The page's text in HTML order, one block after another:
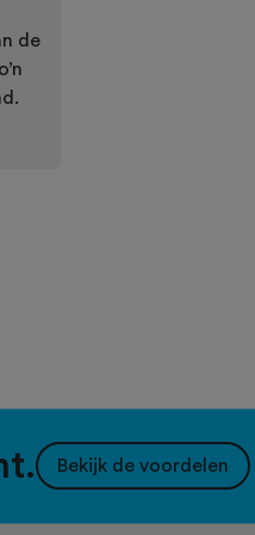
de
Bekijk de voordelen